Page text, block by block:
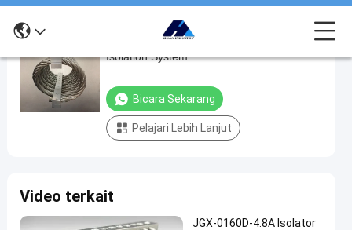
DIY
Wire
Rope
Isolator
Isolation
System
DIY Wire Rope Isolator 3/8 Dia Hybrid
Isolation System
Bicara Sekarang
Pelajari Lebih Lanjut
Video terkait
JGX-0160D-4.8A Isolator